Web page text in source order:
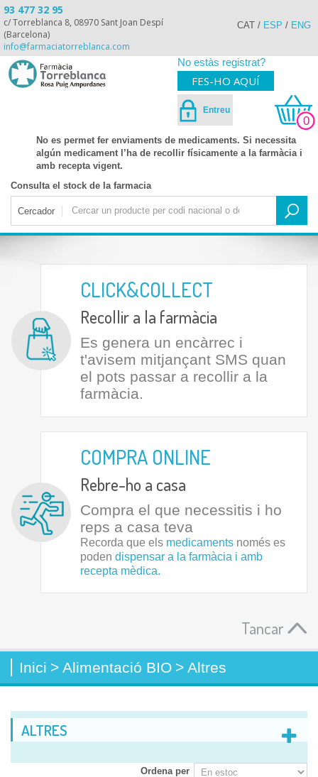
93 477 32 95
c/ Torreblanca 8, 08970 Sant Joan Despí
(Barcelona)
info@farmaciatorreblanca.com
CAT / ESP / ENG
No estàs registrat?
FES-HO AQUÍ
Entreu
0
No es permet fer enviaments de medicaments. Si necessita
algún medicament l’ha de recollir físicamente a la farmàcia i
amb recepta vigent.
Consulta el stock de la farmacia
Cercador
CLICK&COLLECT
Recollir a la farmàcia
Es genera un encàrrec i
t'avisem mitjançant SMS quan
el pots passar a recollir a la
farmàcia.
COMPRA ONLINE
Rebre-ho a casa
Compra el que necessitis i ho
reps a casa teva
Recorda que els medicaments només es
poden dispensar a la farmàcia i amb
recepta mèdica.
Tancar
Inici > Alimentació BIO > Altres
ALTRES
Ordena per